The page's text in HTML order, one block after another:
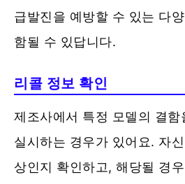
급발진을 예방할 수 있는 다
함될 수 있답니다.
리콜 정보 확인
제조사에서 특정 모델의 결함
실시하는 경우가 있어요. 자
상인지 확인하고, 해당될 경